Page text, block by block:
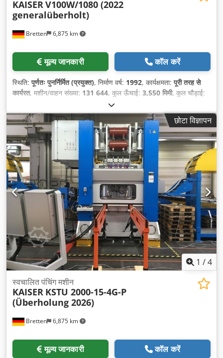
Bretten 6,875 km
KAISERV100W/1080 (2022
generalüberholt)
मूल्य जानकारी कॉल करें
स्थिति:पूर्णतः पुनर्निर्मित (प्रयुक्त), निर्माण वर्ष: 1992, कार्यक्षमता:पूरी तरह से
कार्यरत, मशीन/वाहन संख्या: 131 644, कुल ऊँचाई: 3,550 मिमी, कुल चौड़ाई:
, इनपुट करेंट का प्रकार:
इनपुट वोल्टेज:400 V, साइड स्टैंड के बीच की दूरी:400 मिमी, स्टैंड के बीच की
दूरी:1,080 मिमी, कुल वजन:14,000 किग्रा, नियंत्रण वोल्टेज: 24 V, अंतिम
ओवरहाल का वर्ष:
2026
छोटा विज्ञापन
1 /4
Bretten 6,875 km
स्वचालित पंचिंग मशीन
KAISER KSTU 2000-15-4G-P
(Überholung 2026)
मूल्य जानकारी कॉल करें